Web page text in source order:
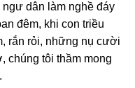
dân làm nghề đáy
đêm, khi con triều
rắn rỏi, những nụ cười
chúng tôi thầm mong